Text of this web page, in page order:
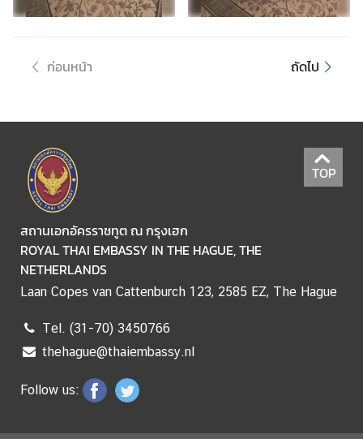
M
A
S
S
Y
T
E
M
T
A
ก่อนหน้า ถัดไป
TOP
สถานเอกอัครราชทูต ณ กรุงเฮก
ROYAL THAI EMBASSY IN THE HAGUE, THE
NETHERLANDS
Laan Copes van Cattenburch 123, 2585 EZ, The Hague
Tel. (31-70) 3450766
thehague@thaiembassy.nl
Follow us: